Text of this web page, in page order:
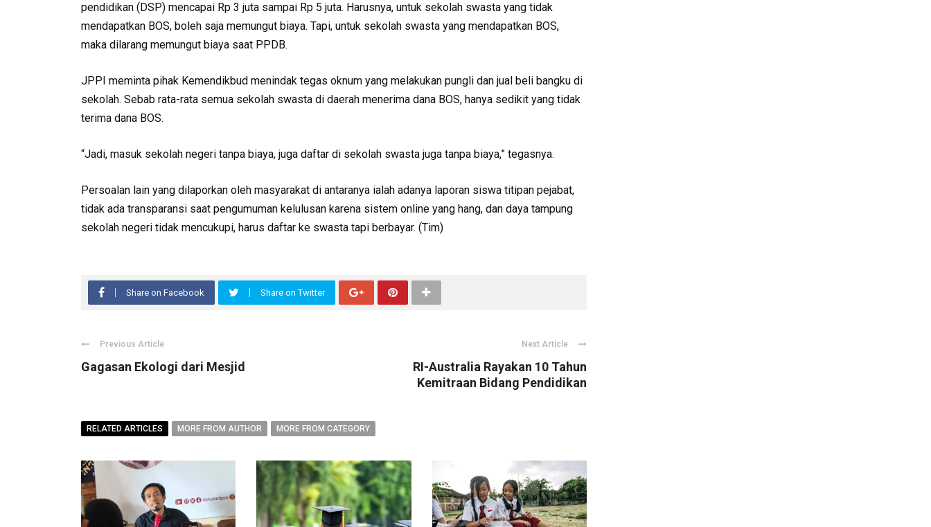
pendidikan (DSP) mencapai Rp 3 juta sampai Rp 5 juta. Harusnya, untuk sekolah swasta yang tidak
mendapatkan BOS, boleh saja memungut biaya. Tapi, untuk sekolah swasta yang mendapatkan BOS,
maka dilarang memungut biaya saat PPDB.
JPPI meminta pihak Kemendikbud menindak tegas oknum yang melakukan pungli dan jual beli bangku di
sekolah. Sebab rata-rata semua sekolah swasta di daerah menerima dana BOS, hanya sedikit yang tidak
terima dana BOS.
“Jadi, masuk sekolah negeri tanpa biaya, juga daftar di sekolah swasta juga tanpa biaya,” tegasnya.
Persoalan lain yang dilaporkan oleh masyarakat di antaranya ialah adanya laporan siswa titipan pejabat,
tidak ada transparansi saat pengumuman kelulusan karena sistem online yang hang, dan daya tampung
sekolah negeri tidak mencukupi, harus daftar ke swasta tapi berbayar. (Tim)
Share on Facebook Share on Twitter
Previous Article
Gagasan Ekologi dari Mesjid
Next Article
RI-Australia Rayakan 10 Tahun
Kemitraan Bidang Pendidikan
RELATED ARTICLES MORE FROM AUTHOR MORE FROM CATEGORY